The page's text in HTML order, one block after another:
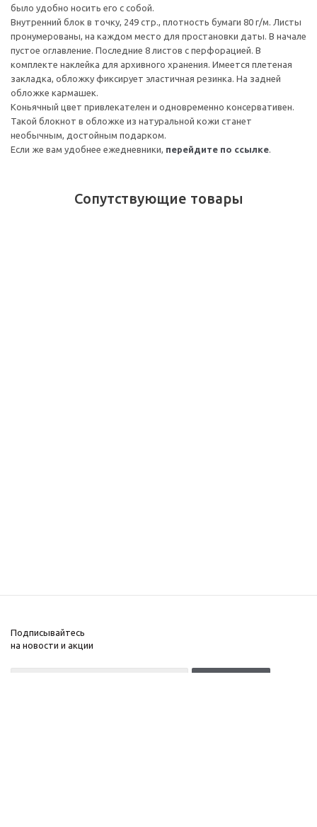
было удобно носить его с собой.
Внутренний блок в точку, 249 стр., плотность бумаги 80 г/м. Листы
пронумерованы, на каждом место для простановки даты. В начале
пустое оглавление. Последние 8 листов с перфорацией. В
комплекте наклейка для архивного хранения. Имеется плетеная
закладка, обложку фиксирует эластичная резинка. На задней
обложке кармашек.
Коньячный цвет привлекателен и одновременно консервативен.
Такой блокнот в обложке из натуральной кожи станет
необычным, достойным подарком.
Если же вам удобнее ежедневники, перейдите по ссылке.
Сопутствующие товары
Подписывайтесь
на новости и акции